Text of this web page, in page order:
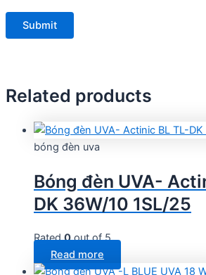
Related products
bóng đèn uva
Bóng đèn UVA-
DK 36W/10 1SL/25
Rated0out of 5
Read more